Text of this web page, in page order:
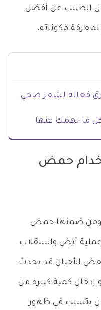
الطبيب عن أفضل
لمعرفة مكوناته.
فعالة لشعر صحي
ما يهمك عنها
حمض
ومن ضمنها حمض
وعملية أيض واستقلاب
الأحيان قد يحدث
إدخال كمية كبيرة من
يتسبب في ظهور